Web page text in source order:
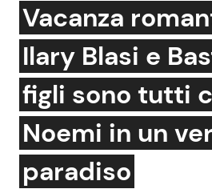
News e Cronaca
Attualità Italiana
Dal Mondo
Economia
Vacanza
Ilary Blasi e
figli sono tutti
Noemi in un
paradiso